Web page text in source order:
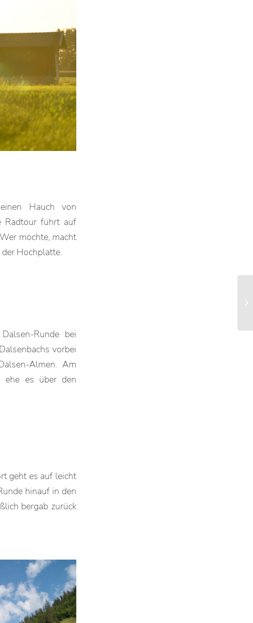
Hauch von
Radtour führt auf
möchte, macht
Hochplatte.
Runde bei
vorbei
Almen. Am
ehe es über den
geht es auf leicht
hinauf in den
bergab zurück